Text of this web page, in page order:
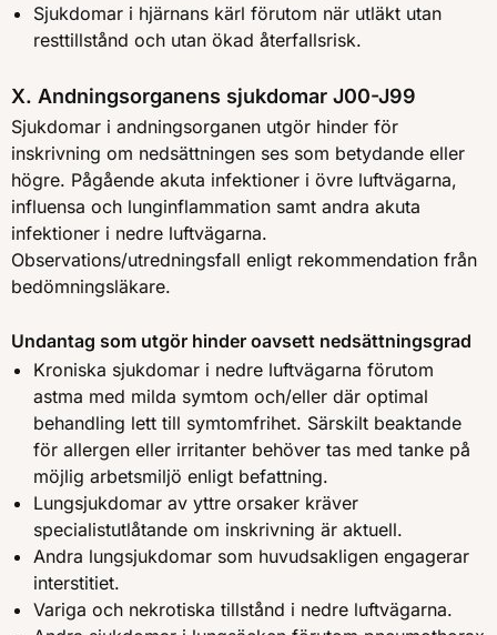
Sjukdomar i hjärnans kärl förutom när utläkt utan
resttillstånd och utan ökad återfallsrisk.
X. Andningsorganens sjukdomar J00-J99
Sjukdomar i andningsorganen utgör hinder för
inskrivning om nedsättningen ses som betydande eller
högre. Pågående akuta infektioner i övre luftvägarna,
influensa och lunginflammation samt andra akuta
infektioner i nedre luftvägarna.
Observations/utredningsfall enligt rekommendation från
bedömningsläkare.
Undantag som utgör hinder oavsett nedsättningsgrad
Kroniska sjukdomar i nedre luftvägarna förutom
astma med milda symtom och/eller där optimal
behandling lett till symtomfrihet. Särskilt beaktande
för allergen eller irritanter behöver tas med tanke på
möjlig arbetsmiljö enligt befattning.
Lungsjukdomar av yttre orsaker kräver
specialistutlåtande om inskrivning är aktuell.
Andra lungsjukdomar som huvudsakligen engagerar
interstitiet.
Variga och nekrotiska tillstånd i nedre luftvägarna.